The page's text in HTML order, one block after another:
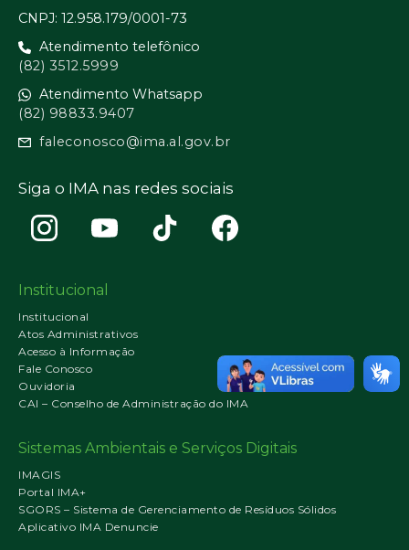
CNPJ: 12.958.179/0001-73
Atendimento telefônico
(82) 3512.5999
Atendimento Whatsapp
(82) 98833.9407
faleconosco@ima.al.gov.br
Siga o IMA nas redes sociais
Institucional
Institucional
Atos Administrativos
Acesso à Informação
Fale Conosco
Ouvidoria
CAI – Conselho de Administração do IMA
Sistemas Ambientais e Serviços Digitais
IMAGIS
Portal IMA+
SGORS – Sistema de Gerenciamento de Resíduos Sólidos
Aplicativo IMA Denuncie